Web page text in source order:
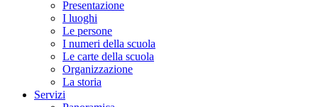
Presentazione
I luoghi
Le persone
I numeri della scuola
Le carte della scuola
Organizzazione
La storia
Servizi